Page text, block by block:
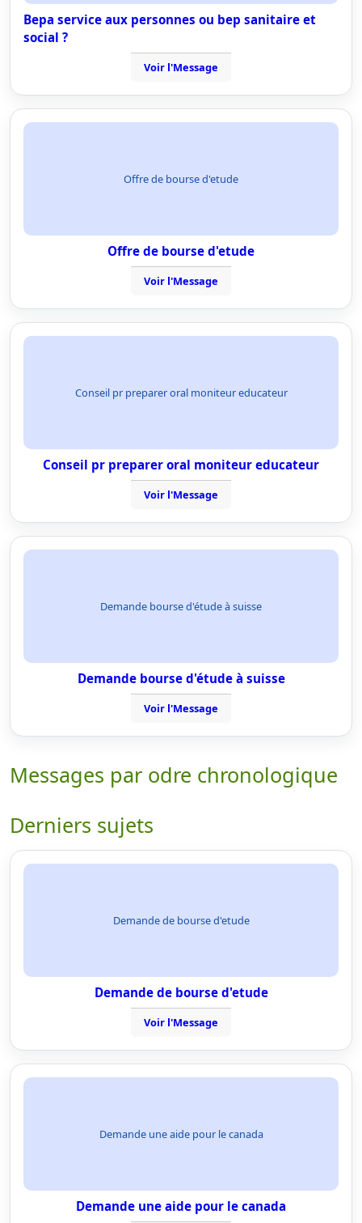
Bepa service aux personnes ou bep sanitaire et
social ?
Voir l'Message
Offre de bourse d'etude
Offre de bourse d'etude
Voir l'Message
Conseil pr preparer oral moniteur educateur
Conseil pr preparer oral moniteur educateur
Voir l'Message
Demande bourse d'étude à suisse
Demande bourse d'étude à suisse
Voir l'Message
Messages par odre chronologique
Derniers sujets
Demande de bourse d'etude
Demande de bourse d'etude
Voir l'Message
Demande une aide pour le canada
Demande une aide pour le canada